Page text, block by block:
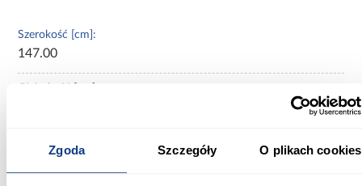
Zgoda Szczegóły O plikach cookies
Szerokość [cm]:
147.00
Głębokość [cm]:
121.00